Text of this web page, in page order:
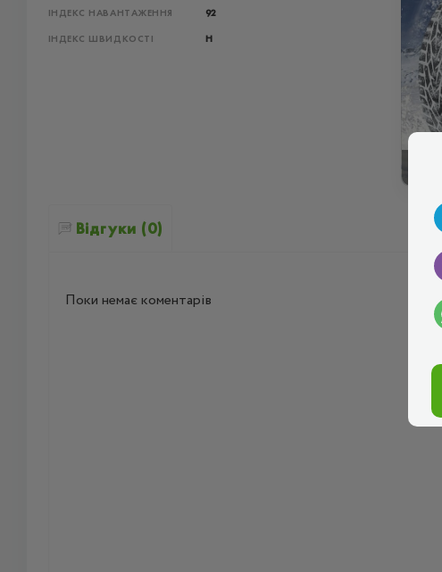
ІНДЕКС НАВАНТАЖЕННЯ 92
ІНДЕКС ШВИДКОСТІ H
Відгуки (0)
Поки немає коментарів